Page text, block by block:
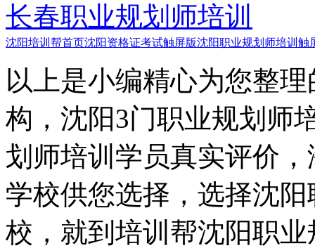
长春职业规划师培训
沈阳培训帮首页沈阳资格证考试触屏版沈阳职业规划师培训触
以上是小编精心为您整
构，沈阳3门职业规划师
划师培训学员真实评价
学校供您选择，选择沈
校，就到培训帮沈阳职